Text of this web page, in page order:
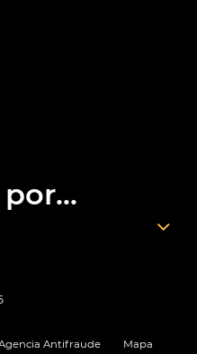
Antifraude Mapa